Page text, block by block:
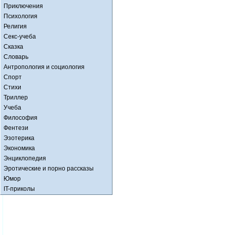
Приключения
Психология
Религия
Секс-учеба
Сказка
Словарь
Антропология и социология
Спорт
Стихи
Триллер
Учеба
Философия
Фентези
Эзотерика
Экономика
Энциклопедия
Эротические и порно рассказы
Юмор
IT-приколы